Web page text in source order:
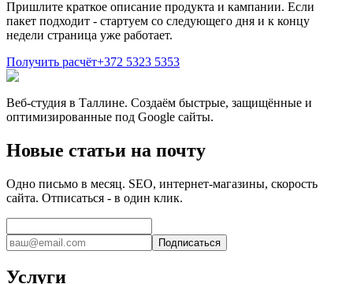
Пришлите краткое описание продукта и кампании. Если
пакет подходит - стартуем со следующего дня и к концу
недели страница уже работает.
Получить расчёт+372 5323 5353
Веб-студия в Таллине. Создаём быстрые, защищённые и
оптимизированные под Google сайты.
Новые статьи на почту
Одно письмо в месяц. SEO, интернет-магазины, скорость
сайта. Отписаться - в один клик.
Подписаться
Услуги